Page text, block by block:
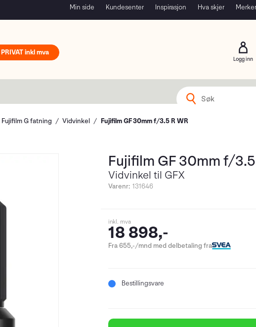
Min side Kundesenter Inspirasjon Hva skjer Merker
Logg inn
PRIVAT
Fujifilm G fatning Vidvinkel Fujifilm GF 30mm f/3.5 R WR
Fujifilm GF 30mm f/3.5
Vidvinkel til GFX
Varenr: 131646
inkl. mva
18 898,-
Fra 655,-/mnd med delbetaling fra
Bestillingsvare